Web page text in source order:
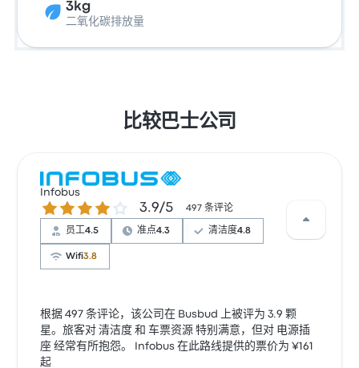
3kg
二氧化碳排放量
比较巴士公司
Infobus
3.9 / 5 星 3.9/5 497 条评论
员工4.5 准点4.3 清洁度4.8
Wifi3.8
根据 497 条评论，该公司在 Busbud 上被评为 3.9 颗
星。旅客对 清洁度 和 车票资源 特别满意，但对 电源插
座 经常有所抱怨。 Infobus 在此路线提供的票价为 ¥161
起